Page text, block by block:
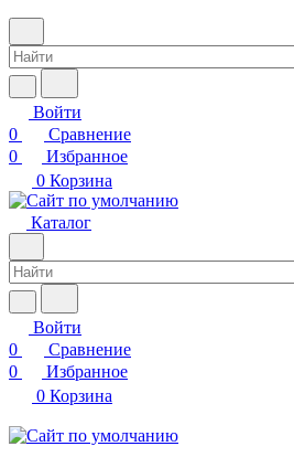
Войти
0
Сравнение
0
Избранное
0 Корзина
Каталог
Войти
0
Сравнение
0
Избранное
0 Корзина